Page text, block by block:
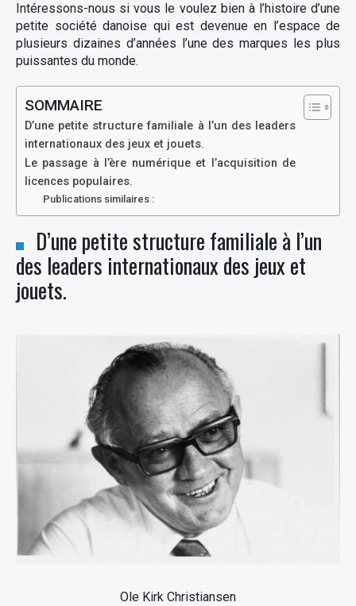
Intéressons-nous si vous le voulez bien à l’histoire d’une
petite société danoise qui est devenue en l’espace de
plusieurs dizaines d’années l’une des marques les plus
puissantes du monde.
SOMMAIRE
D’une petite structure familiale à l’un des leaders
internationaux des jeux et jouets.
Le passage à l’ère numérique et l’acquisition de
licences populaires.
Publications similaires :
D’une petite structure familiale à l’un
des leaders internationaux des jeux et
jouets.
Ole Kirk Christiansen